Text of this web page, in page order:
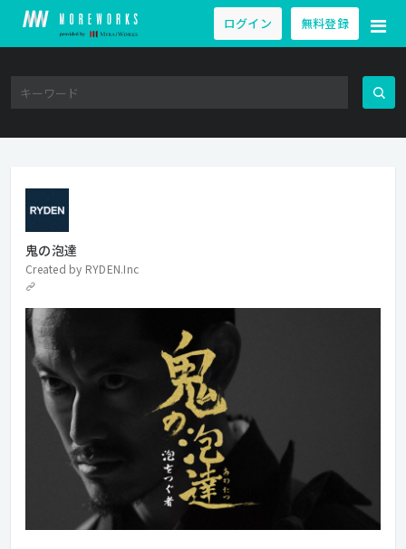
ログイン 無料登録
鬼の泡達
Created by RYDEN.Inc